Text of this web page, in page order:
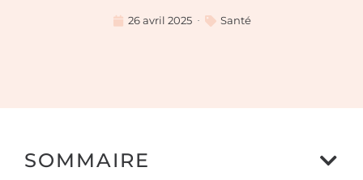
26 avril 2025 Santé
SOMMAIRE